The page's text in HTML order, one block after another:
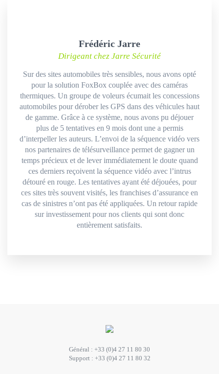
Frédéric Jarre
Dirigeant chez Jarre Sécurité
Sur des sites automobiles très sensibles, nous avons opté
pour la solution FoxBox couplée avec des caméras
thermiques. Un groupe de voleurs écumait les concessions
automobiles pour dérober les GPS dans des véhicules haut
de gamme. Grâce à ce système, nous avons pu déjouer
plus de 5 tentatives en 9 mois dont une a permis
d’interpeller les auteurs. L’envoi de la séquence vidéo vers
nos partenaires de télésurveillance permet de gagner un
temps précieux et de lever immédiatement le doute quand
ces derniers reçoivent la séquence vidéo avec l’intrus
détouré en rouge. Les tentatives ayant été déjouées, pour
ces sites très souvent visités, les franchises d’assurance en
cas de sinistres n’ont pas été appliquées. Un retour rapide
sur investissement pour nos clients qui sont donc
entièrement satisfaits.
Général : +33 (0)4 27 11 80 30
Support : +33 (0)4 27 11 80 32